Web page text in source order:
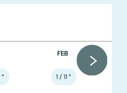
°
FEB
1 / 11 °